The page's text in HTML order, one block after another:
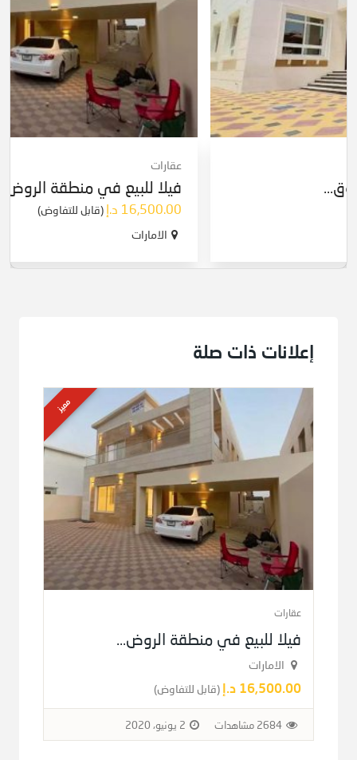
فيلا للبيع في منطقة الروض...
(قابل للتفاوض)
إعلانات ذات صلة
مميز
عقارات
فيلا للبيع في منطقة الروض...
الامارات
16,500.00 د.إ (قابل للتفاوض)
2684 مشاهدات 2 يونيو، 2020